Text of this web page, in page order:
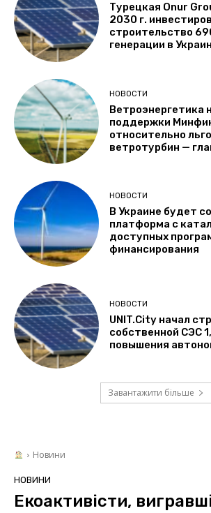
Турецкая Onur
2030 г.
строительство
генерации в
НОВОСТИ
Ветроэнергетика
поддержки
относительно
ветротурбин —
НОВОСТИ
В Украине будет
платформа с
доступных
финансирования
НОВОСТИ
UNIT.City начал
собственной СЭС
повышения
Завантажити більше